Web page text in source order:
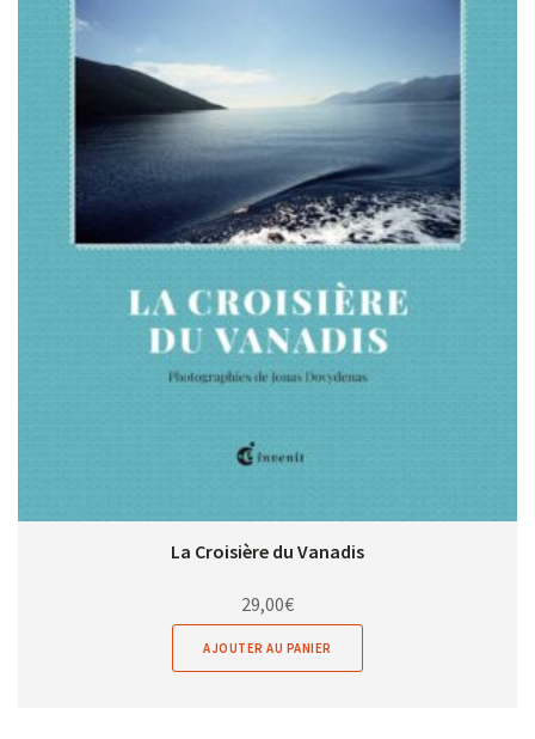
La Croisière du Vanadis
29,00€
AJOUTER AU PANIER